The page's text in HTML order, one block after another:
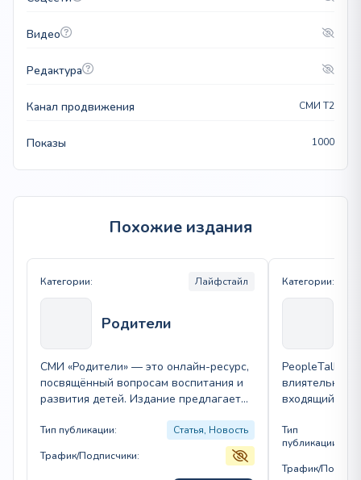
Видео
Редактура
Канал продвижения СМИ T2
Показы 1000
Похожие издания
Категории: Лайфстайл
Родители
СМИ «Родители» — это онлайн-ресурс,
посвящённый вопросам воспитания и
развития детей. Издание предлагает
новости, аналитические материалы,
Тип публикации:
Статья, Новость
Трафик/Подписчики:
Категории:
PeopleTalk —
влиятельных
входящий в
светскую
Тип
публикации:
Трафик/